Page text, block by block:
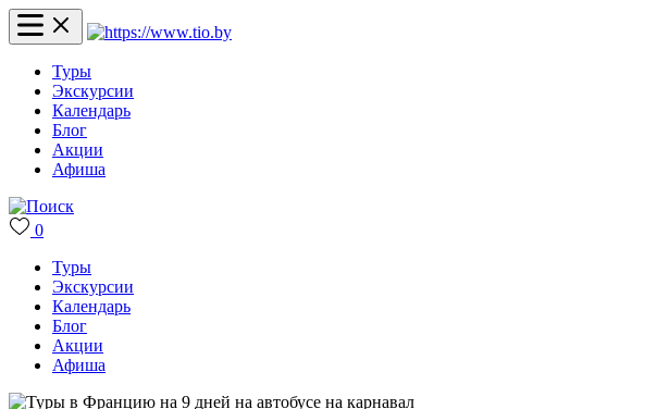
Туры
Экскурсии
Календарь
Блог
Акции
Афиша
0
Туры
Экскурсии
Календарь
Блог
Акции
Афиша